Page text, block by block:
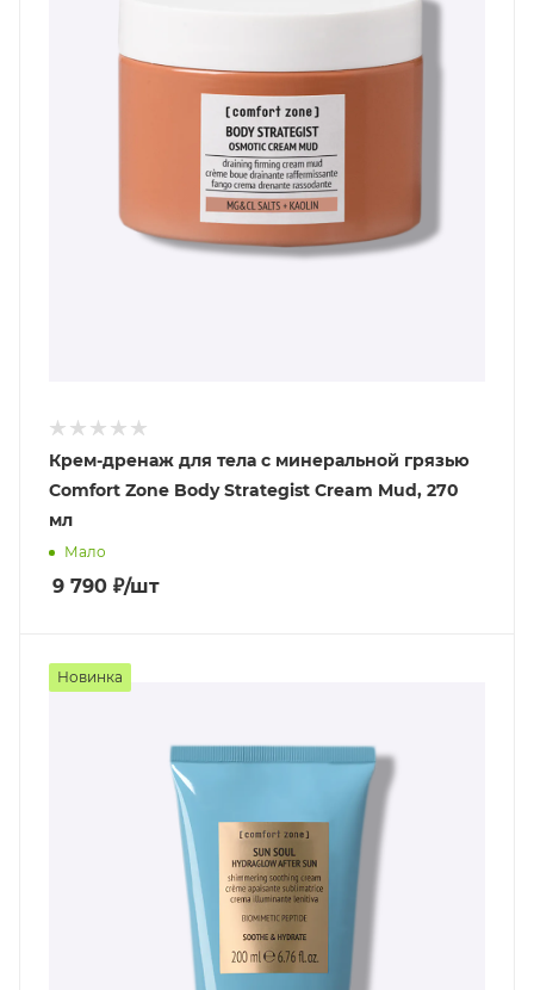
Крем-дренаж для тела с минеральной грязью
Comfort Zone Body Strategist Cream Mud, 270
мл
Мало
9 790 ₽/шт
Новинка